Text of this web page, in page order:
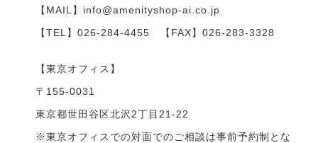
【MAIL】info@amenityshop-ai.co.jp
【TEL】 026-284-4455 【FAX】026-283-3328
【東京オフィス】
〒155-0031
東京都世田谷区北沢2丁目21-22
※東京オフィスでの対面でのご相談は事前予約制とな